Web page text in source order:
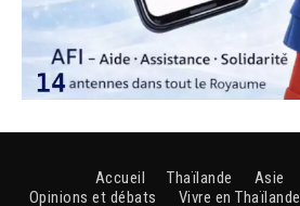
Accueil Thaïlande Asie
Opinions et débats
Vivre en Thaïlande